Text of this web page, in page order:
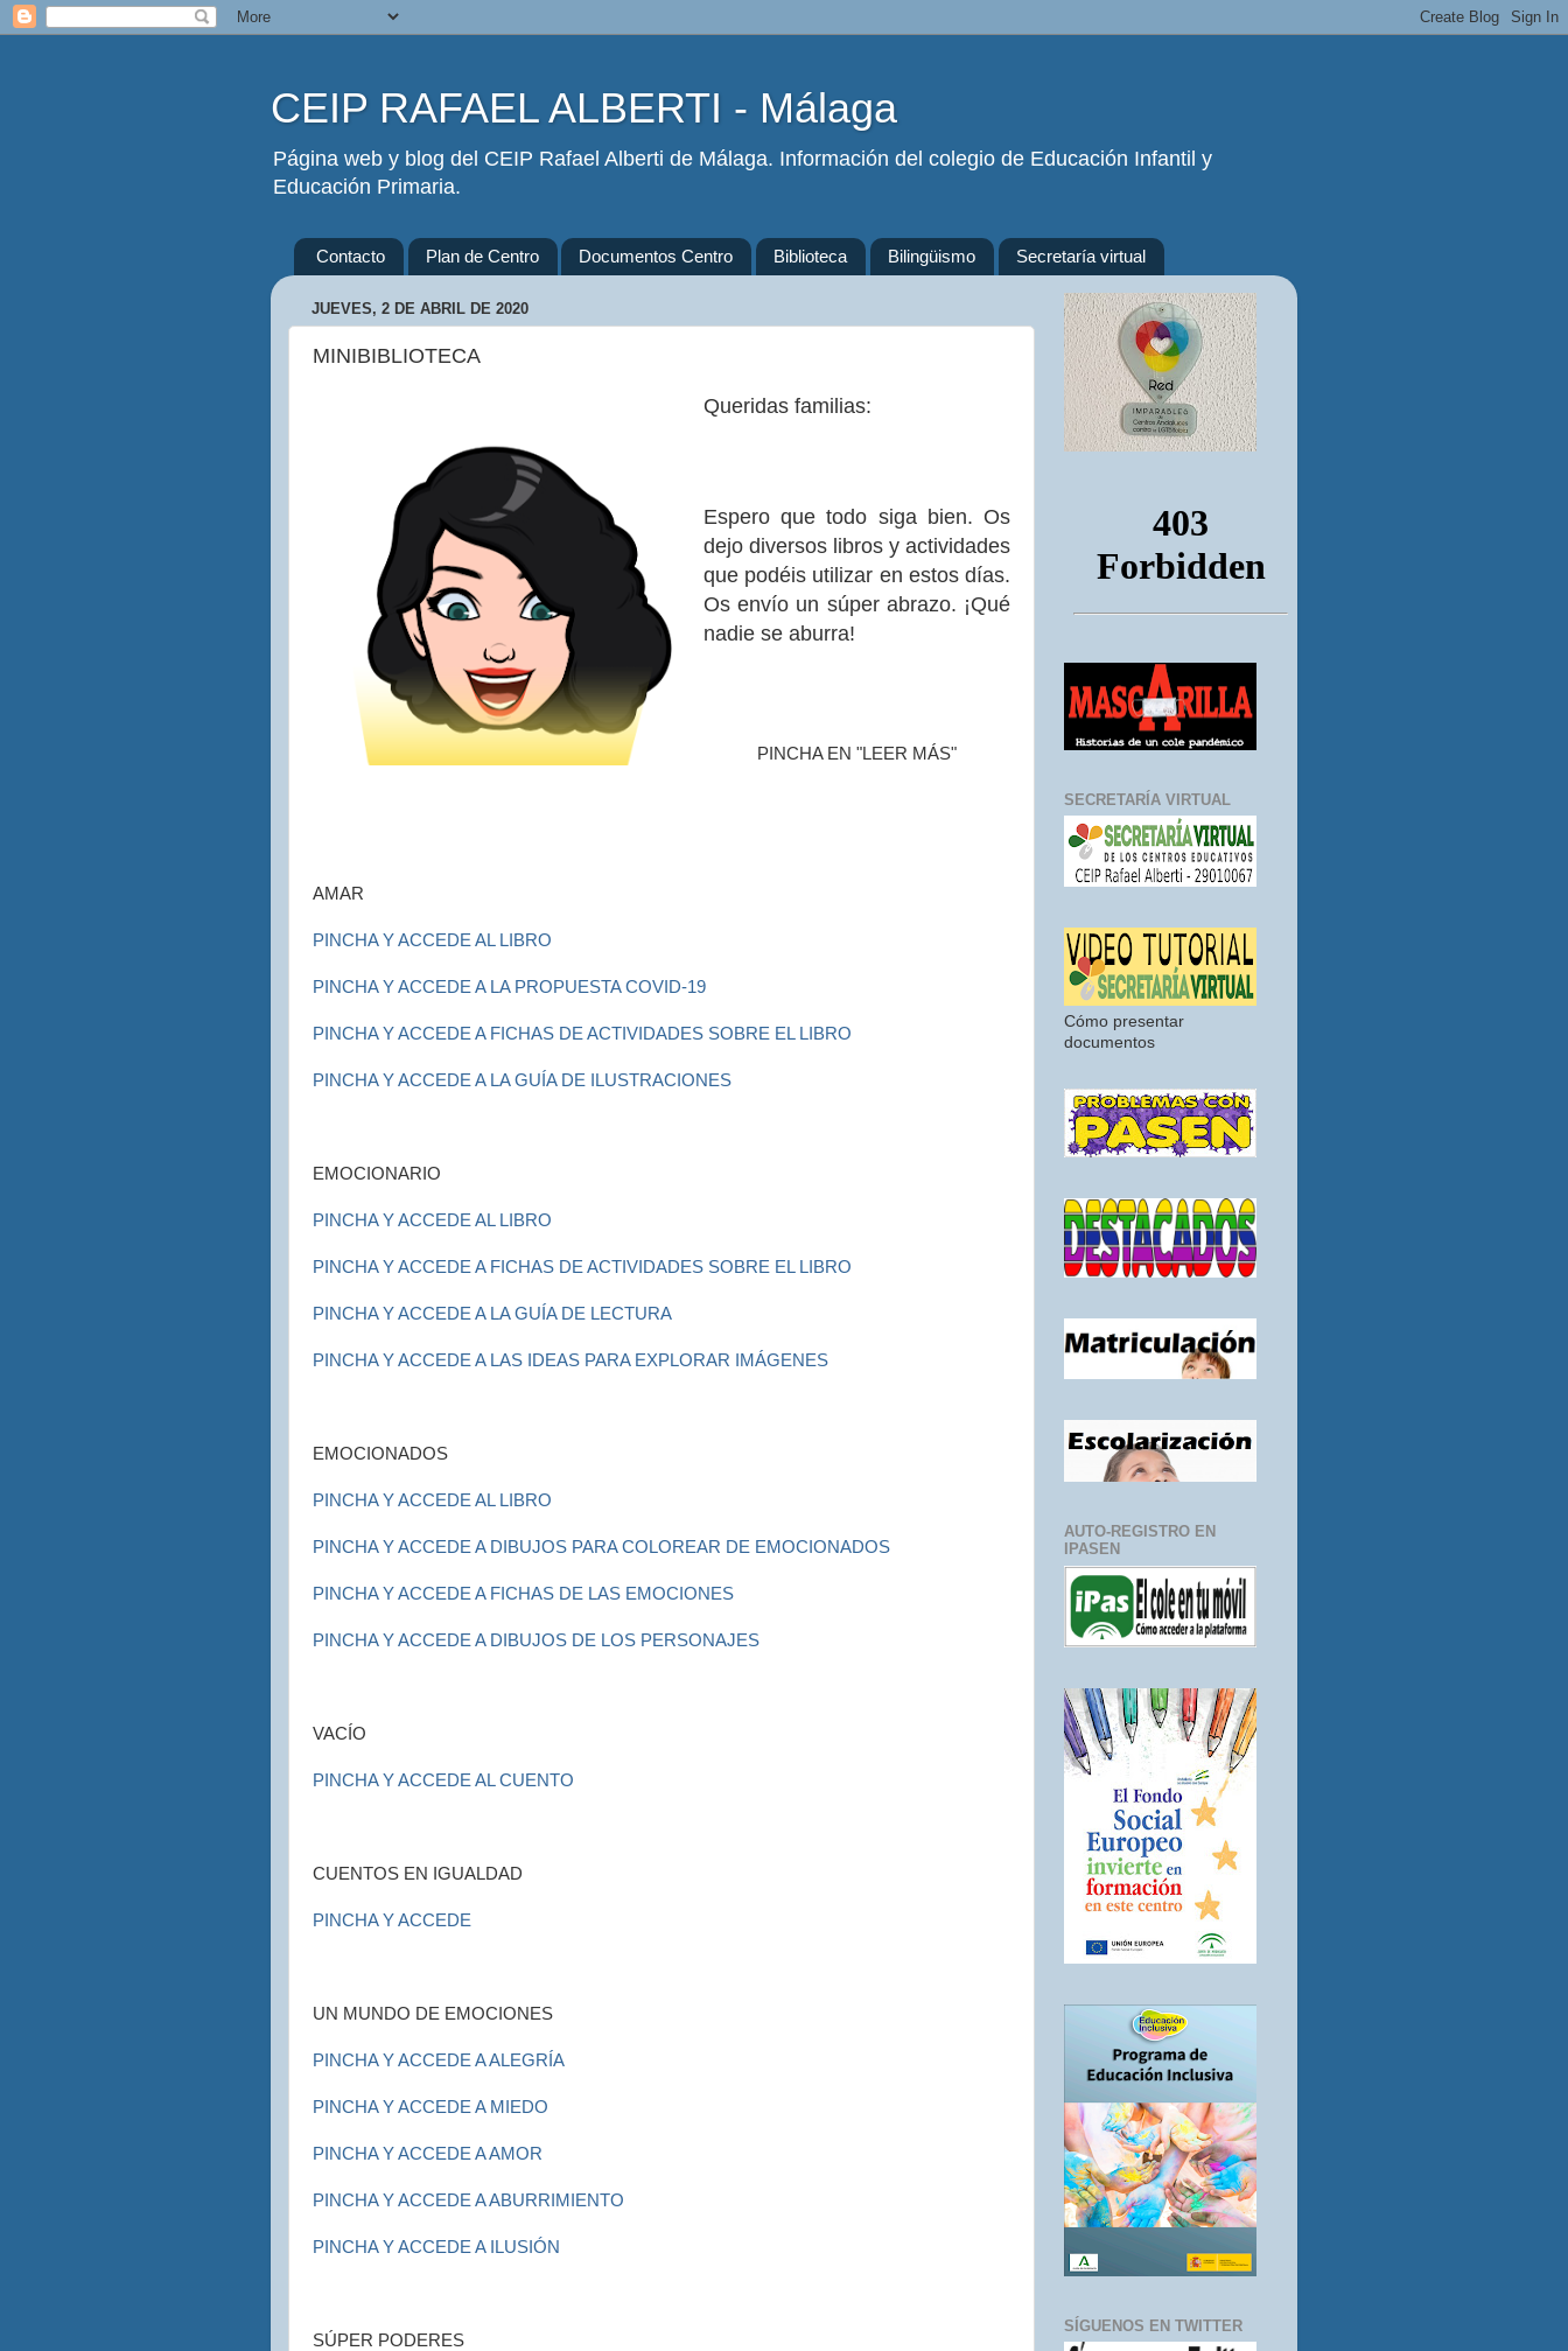
CEIP RAFAEL ALBERTI - Málaga
Página web y blog del CEIP Rafael Alberti de Málaga. Información del colegio de Educación Infantil y
Educación Primaria.
Contacto Plan de Centro Documentos Centro Biblioteca Bilingüismo Secretaría virtual
JUEVES, 2 DE ABRIL DE 2020
MINIBIBLIOTECA
Queridas familias:
Espero que todo siga bien. Os
dejo diversos libros y actividades
que podéis utilizar en estos días.
Os envío un súper abrazo. ¡Qué
nadie se aburra!
PINCHA EN "LEER MÁS"
AMAR
PINCHA Y ACCEDE AL LIBRO
PINCHA Y ACCEDE A LA PROPUESTA COVID-19
PINCHA Y ACCEDE A FICHAS DE ACTIVIDADES SOBRE EL LIBRO
PINCHA Y ACCEDE A LA GUÍA DE ILUSTRACIONES
EMOCIONARIO
PINCHA Y ACCEDE AL LIBRO
PINCHA Y ACCEDE A FICHAS DE ACTIVIDADES SOBRE EL LIBRO
PINCHA Y ACCEDE A LA GUÍA DE LECTURA
PINCHA Y ACCEDE A LAS IDEAS PARA EXPLORAR IMÁGENES
EMOCIONADOS
PINCHA Y ACCEDE AL LIBRO
PINCHA Y ACCEDE A DIBUJOS PARA COLOREAR DE EMOCIONADOS
PINCHA Y ACCEDE A FICHAS DE LAS EMOCIONES
PINCHA Y ACCEDE A DIBUJOS DE LOS PERSONAJES
VACÍO
PINCHA Y ACCEDE AL CUENTO
CUENTOS EN IGUALDAD
PINCHA Y ACCEDE
UN MUNDO DE EMOCIONES
PINCHA Y ACCEDE A ALEGRÍA
PINCHA Y ACCEDE A MIEDO
PINCHA Y ACCEDE A AMOR
PINCHA Y ACCEDE A ABURRIMIENTO
PINCHA Y ACCEDE A ILUSIÓN
SÚPER PODERES
SECRETARÍA VIRTUAL
Cómo presentar
documentos
AUTO-REGISTRO EN
IPASEN
SÍGUENOS EN TWITTER